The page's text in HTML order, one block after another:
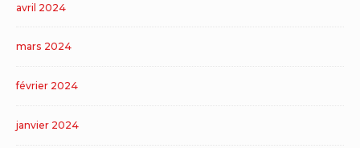
avril 2024
mars 2024
février 2024
janvier 2024